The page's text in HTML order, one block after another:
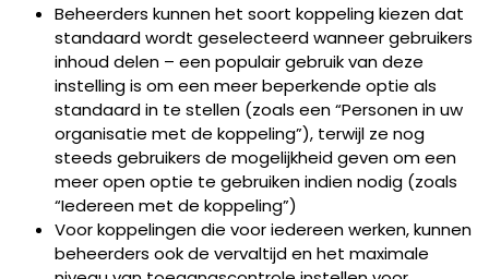
Beheerders kunnen het soort koppeling kiezen dat
standaard wordt geselecteerd wanneer gebruikers
inhoud delen – een populair gebruik van deze
instelling is om een meer beperkende optie als
standaard in te stellen (zoals een “Personen in uw
organisatie met de koppeling”), terwijl ze nog
steeds gebruikers de mogelijkheid geven om een
meer open optie te gebruiken indien nodig (zoals
“Iedereen met de koppeling”)
Voor koppelingen die voor iedereen werken, kunnen
beheerders ook de vervaltijd en het maximale